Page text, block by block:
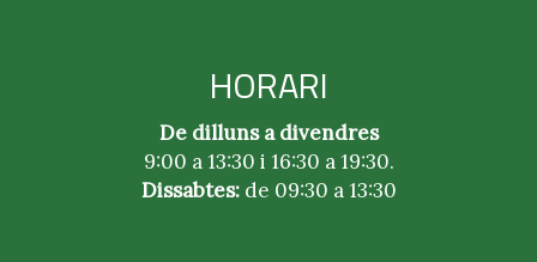
HORARI
De dilluns a divendres
9:00 a 13:30 i 16:30 a 19:30.
Dissabtes:de 09:30 a 13:30